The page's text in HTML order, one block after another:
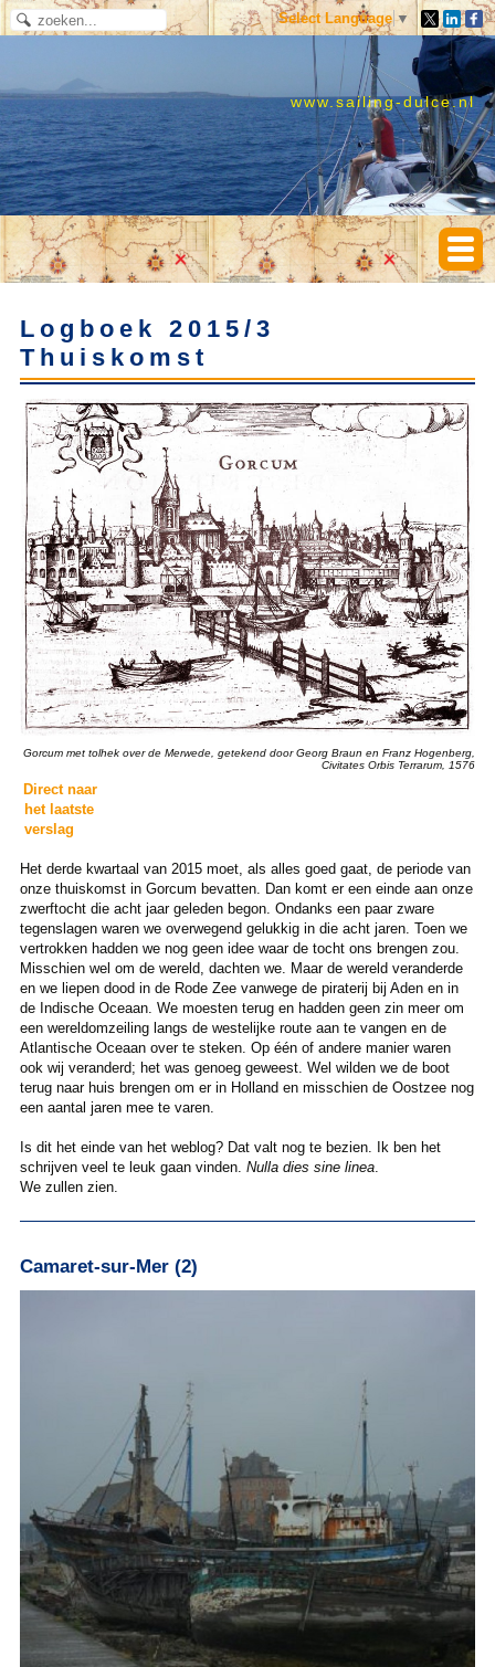
Select Language ▼
www.sailing-dulce.nl
Logboek 2015/3
Thuiskomst
Gorcum met tolhek over de Merwede, getekend door Georg Braun en Franz Hogenberg,
Civitates Orbis Terrarum, 1576
Direct naar
het laatste
verslag
Het derde kwartaal van 2015 moet, als alles goed gaat, de periode van
onze thuiskomst in Gorcum bevatten. Dan komt er een einde aan onze
zwerftocht die acht jaar geleden begon. Ondanks een paar zware
tegenslagen waren we overwegend gelukkig in die acht jaren. Toen we
vertrokken hadden we nog geen idee waar de tocht ons brengen zou.
Misschien wel om de wereld, dachten we. Maar de wereld veranderde
en we liepen dood in de Rode Zee vanwege de piraterij bij Aden en in
de Indische Oceaan. We moesten terug en hadden geen zin meer om
een wereldomzeiling langs de westelijke route aan te vangen en de
Atlantische Oceaan over te steken. Op één of andere manier waren
ook wij veranderd; het was genoeg geweest. Wel wilden we de boot
terug naar huis brengen om er in Holland en misschien de Oostzee nog
een aantal jaren mee te varen.
Is dit het einde van het weblog? Dat valt nog te bezien. Ik ben het
schrijven veel te leuk gaan vinden. Nulla dies sine linea.
We zullen zien.
Camaret-sur-Mer (2)